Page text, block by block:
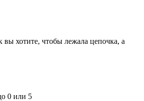
вы хотите, чтобы лежала цепочка, а
0 или 5